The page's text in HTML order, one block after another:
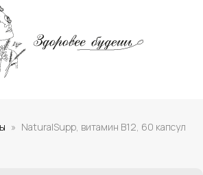
NaturalSupp, витамин В12, 60 капсул